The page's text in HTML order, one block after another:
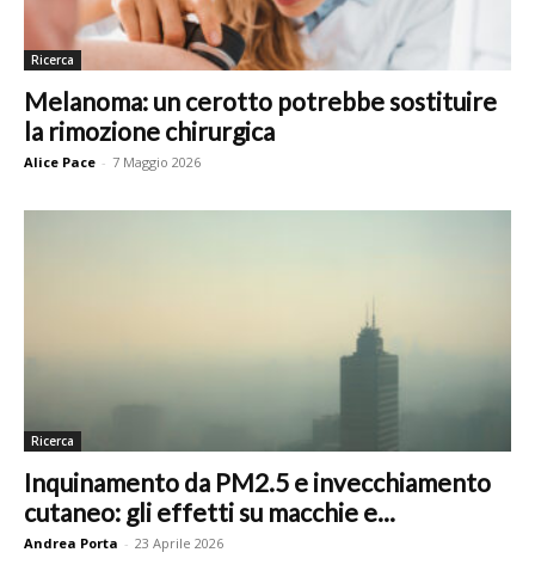
Ricerca
Melanoma: un cerotto potrebbe sostituire
la rimozione chirurgica
Alice Pace - 7 Maggio 2026
Ricerca
Inquinamento da PM2.5 e invecchiamento
cutaneo: gli effetti su macchie e...
Andrea Porta - 23 Aprile 2026